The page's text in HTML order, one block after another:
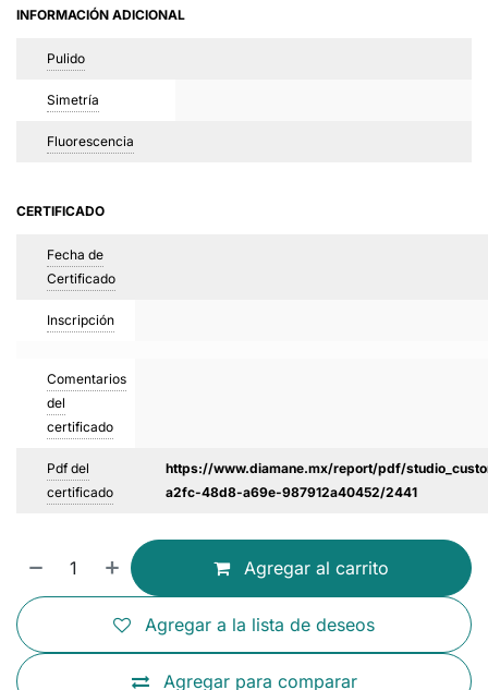
INFORMACIÓN ADICIONAL
Pulido
Simetría
Fluorescencia
CERTIFICADO
Fecha de
Certificado
Inscripción
Comentarios
del
certificado
Pdf del
certificado
https://www.diamane.mx/report/pdf/
a2fc-48d8-a69e-987912a40452/2441
Agregar al carrito
Agregar para comparar
Agregar a la lista de deseos